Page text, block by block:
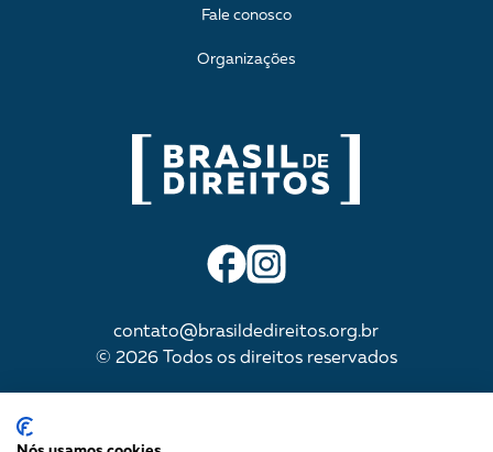
contato@brasildedireitos.org.br
© 2026 Todos os direitos reservados
Fale conosco
Organizações